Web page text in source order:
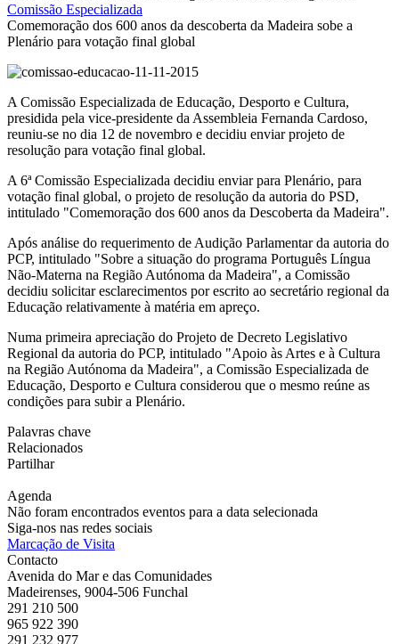
Comissão Especializada
Comemoração dos 600 anos da descoberta da Madeira sobe a
Plenário para votação final global
A Comissão Especializada de Educação, Desporto e Cultura,
presidida pela vice-presidente da Assembleia Fernanda Cardoso,
reuniu-se no dia 12 de novembro e decidiu enviar projeto de
resolução para votação final global.
A 6ª Comissão Especializada decidiu enviar para Plenário, para
votação final global, o projeto de resolução da autoria do PSD,
intitulado "Comemoração dos 600 anos da Descoberta da Madeira".
Após análise do requerimento de Audição Parlamentar da autoria do
PCP, intitulado "Sobre a situação do programa Português Língua
Não-Materna na Região Autónoma da Madeira", a Comissão
decidiu solicitar esclarecimentos por escrito ao secretário regional da
Educação relativamente à matéria em apreço.
Numa primeira apreciação do Projeto de Decreto Legislativo
Regional da autoria do PCP, intitulado "Apoio às Artes e à Cultura
na Região Autónoma da Madeira", a Comissão Especializada de
Educação, Desporto e Cultura considerou que o mesmo reúne as
condições para subir a Plenário.
Palavras chave
Relacionados
Partilhar
Agenda
Não foram encontrados eventos para a data selecionada
Siga-nos nas redes sociais
Marcação de Visita
Contacto
Avenida do Mar e das Comunidades
Madeirenses, 9004-506 Funchal
291 210 500
965 922 390
291 232 977